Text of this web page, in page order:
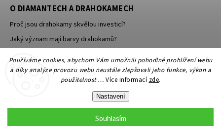
Používáme cookies, abychom Vám umožnili pohodlné prohlížení webu
a díky analýze provozu webu neustále zlepšovali jeho funkce, výkon a
použitelnost … Více informací zde.
Nastavení
Souhlasím
O DIAMANTECH A DRAHOKAMECH
Proč jsou drahokamy skvělou investicí?
Jaký význam mají barvy drahokamů?